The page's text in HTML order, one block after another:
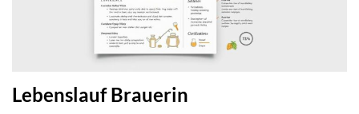
Lebenslauf Brauerin